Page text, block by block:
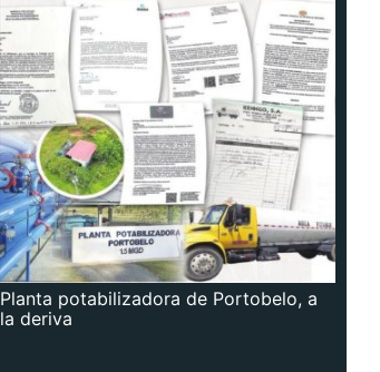
Planta potabilizadora de Portobelo, a
la deriva